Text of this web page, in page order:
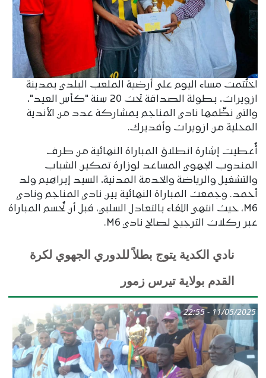
اختُتمت مساء اليوم على أرضية الملعب البلدي بمدينة
ازويرات، بطولة الصداقة تحت 20 سنة "كأس العيد"،
والتي نظّمها نادي المناجم بمشاركة عدد من الأندية
المحلية من ازويرات وأفديرك.
أُعطيت إشارة انطلاق المباراة النهائية من طرف
المندوب الجهوي المساعد لوزارة تمكين الشباب
والتشغيل والرياضة والخدمة المدنية، السيد إبراهيم ولد
أحمد. وجمعت المباراة النهائية بين نادي المناجم ونادي
M6، حيث انتهى اللقاء بالتعادل السلبي، قبل أن تُحسم المباراة
عبر ركلات الترجيح لصالح نادي M6.
نادي الكدية يتوج بطلاً للدوري الجهوي لكرة
القدم بولاية تيرس زمور
11/05/2025 - 22:55